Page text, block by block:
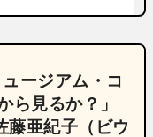
ージアム・コ
ら見るか？」
藤亜紀子（ビウ